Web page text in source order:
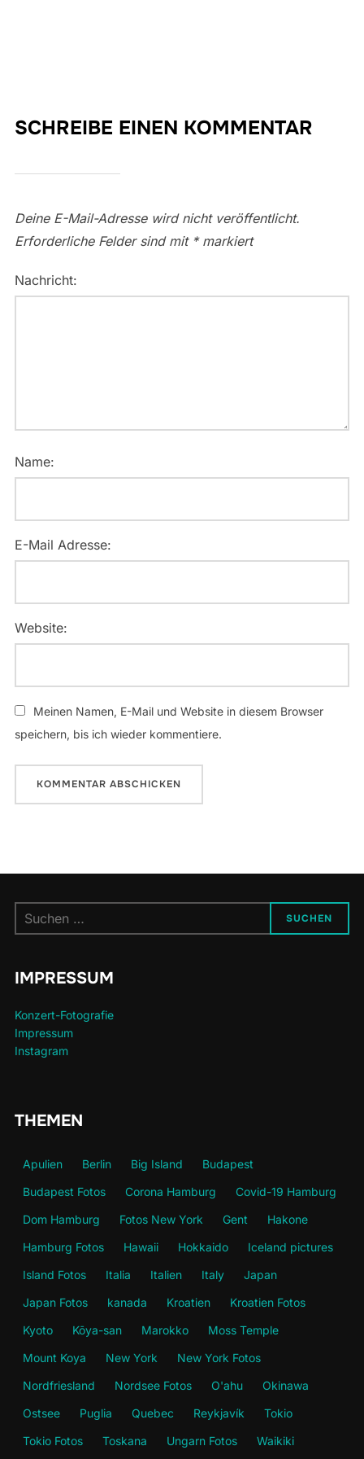
SCHREIBE EINEN KOMMENTAR
Deine E-Mail-Adresse wird nicht veröffentlicht.
Erforderliche Felder sind mit *markiert
Nachricht:
Name:
E-Mail Adresse:
Website:
Meinen Namen, E-Mail und Website in diesem Browser
speichern, bis ich wieder kommentiere.
Suchen
SUCHEN
IMPRESSUM
Konzert-Fotografie
Impressum
Instagram
THEMEN
Apulien Berlin Big Island
Budapest
Budapest Fotos
Corona Hamburg
Covid-19 Hamburg
Dom Hamburg
Fotos New York Gent
Hakone
Hamburg Fotos
Hawaii Hokkaido
Iceland pictures
Island Fotos
Italia Italien Italy
Japan
Japan Fotos
kanada Kroatien
Kroatien Fotos
Kyoto
Kōya-san Marokko
Moss Temple
Mount Koya
New York
New York Fotos
Nordfriesland
Nordsee Fotos O'ahu
Okinawa
Ostsee
Puglia Quebec Reykjavík
Tokio
Tokio Fotos
Toskana Ungarn Fotos Waikiki